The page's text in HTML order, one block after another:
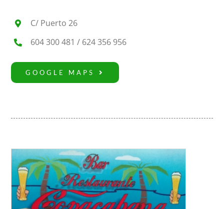
C/ Puerto 26
604 300 481 / 624 356 956
GOOGLE MAPS